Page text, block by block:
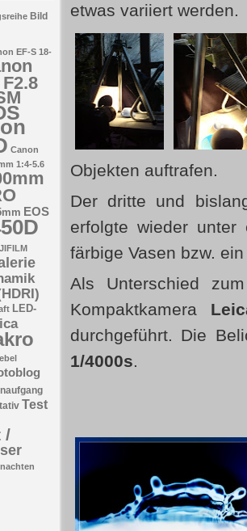
Bild
EF-S 18-
Canon
1:4-5.6
EOS
LED-
Test
/
etwas variiert werden.
Objekten auftrafen.
Der dritte und
erfolgte wieder unter
färbige Vasen bzw.
Als Unterschied
Kompaktkamera
durchgeführt. Die
1/4000s.